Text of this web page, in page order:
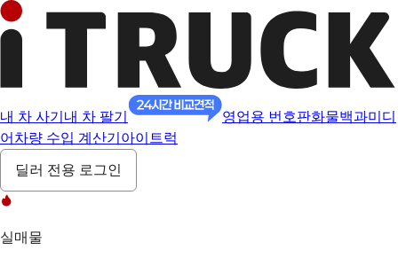
내 차 사기 내 차 팔기 영업용 번호판화물백과미디
어 차량 수입 계산기 아이트럭
딜러 전용 로그인
실매물